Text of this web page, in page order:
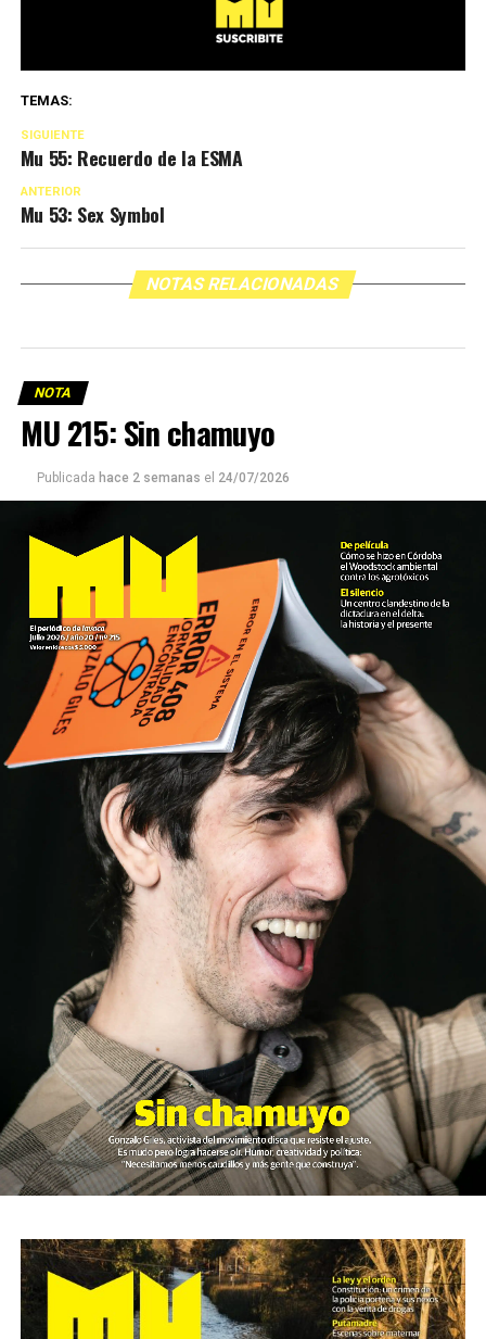
TEMAS:
SIGUIENTE
Mu 55: Recuerdo de la ESMA
ANTERIOR
Mu 53: Sex Symbol
NOTAS RELACIONADAS
NOTA
MU 215: Sin chamuyo
Publicada hace 2 semanas el 24/07/2026